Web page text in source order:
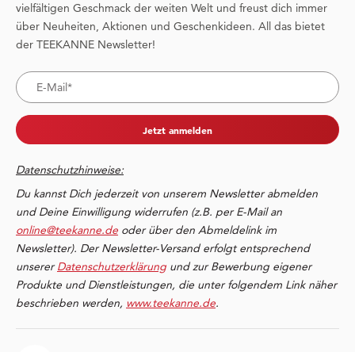
vielfältigen Geschmack der weiten Welt und freust dich immer
über Neuheiten, Aktionen und Geschenkideen. All das bietet
der TEEKANNE Newsletter!
Jetzt anmelden
Datenschutzhinweise:
Du kannst Dich jederzeit von unserem Newsletter abmelden
und Deine Einwilligung widerrufen (z.B. per E-Mail an
online@teekanne.de oder über den Abmeldelink im
Newsletter). Der Newsletter-Versand erfolgt entsprechend
unsererDatenschutzerklärung und zur Bewerbung eigener
Produkte und Dienstleistungen, die unter folgendem Link näher
beschrieben werden, www.teekanne.de.